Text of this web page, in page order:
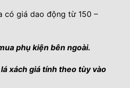
giá dao động từ 150 –
phụ kiện bên ngoài.
xách giá tính theo tùy vào